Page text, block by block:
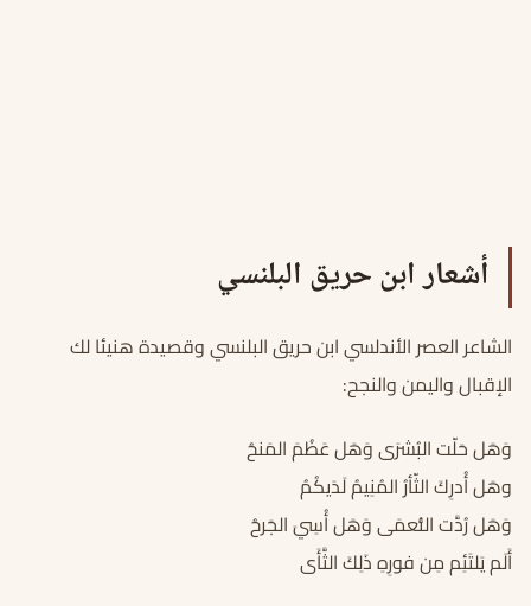
أشعار ابن حريق البلنسي
الشاعر العصر الأندلسي ابن حريق البلنسي وقصيدة هنيئا لك
الإقبال واليمن والنجح:
وَهَل حَلّت البُشرَى وَهَل عَظُمَ المَنحُ
وهَل أُدرِكَ الثّأرُ المُنِيمُ لَدَيكُمُ
وَهَل رُدَّت النُّعمَى وَهَل أُسِيَ الجَرحُ
أَلَم يَلتَئِم مِن فورِهِ ذَلِكَ الثَّأَى